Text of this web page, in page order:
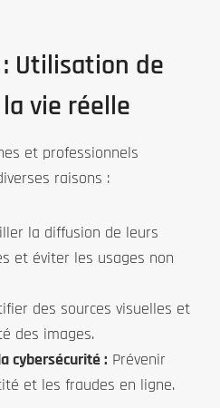
Utilisation de
vie réelle
et professionnels
raisons :
la diffusion de leurs
et éviter les usages non
des sources visuelles et
des images.
cybersécurité : Prévenir
et les fraudes en ligne.